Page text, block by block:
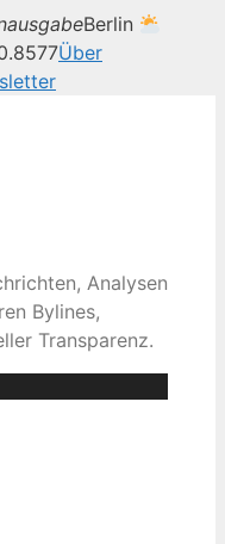
Berlin
Über
Analysen
Bylines,
Transparenz.